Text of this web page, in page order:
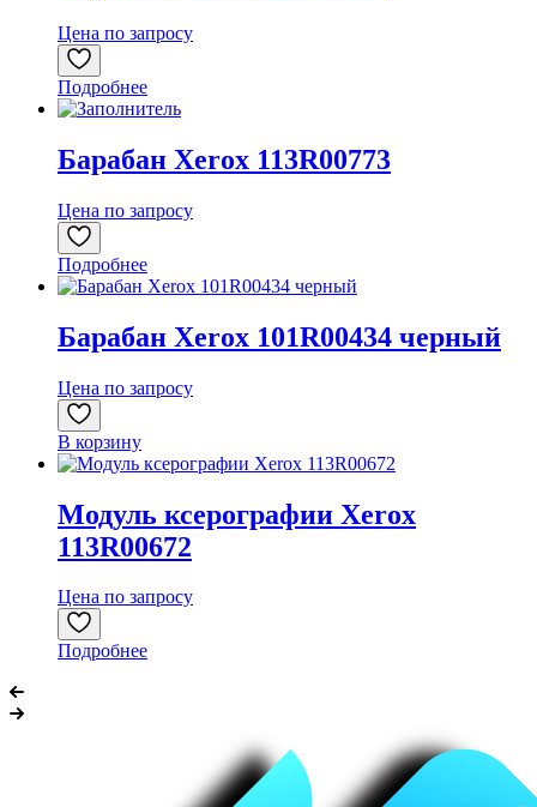
Цена по запросу
Подробнее
Барабан Xerox 113R00773
Цена по запросу
Подробнее
Барабан Xerox 101R00434 черный
Цена по запросу
В корзину
Модуль ксерографии Xerox
113R00672
Цена по запросу
Подробнее